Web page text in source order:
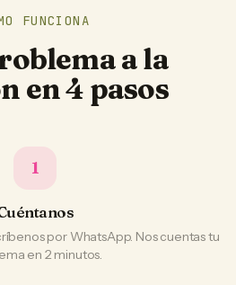
FUNCIONA
a la
en 4 pasos
1
por WhatsApp. Nos cuentas tu
en 2 minutos.